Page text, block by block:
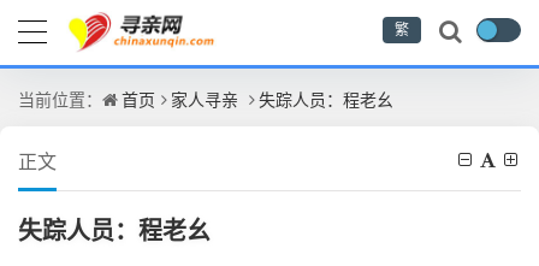
繁
当前位置： 首页 家人寻亲 失踪人员：程老幺
正文
失踪人员：程老幺